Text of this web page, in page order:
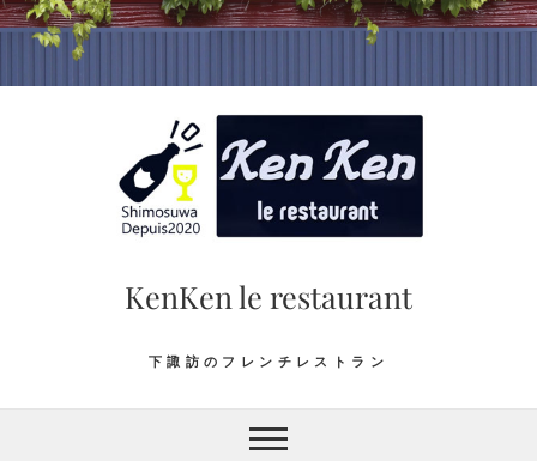
Skip
KenKen le restaurant
下諏訪のフレンチレストラン